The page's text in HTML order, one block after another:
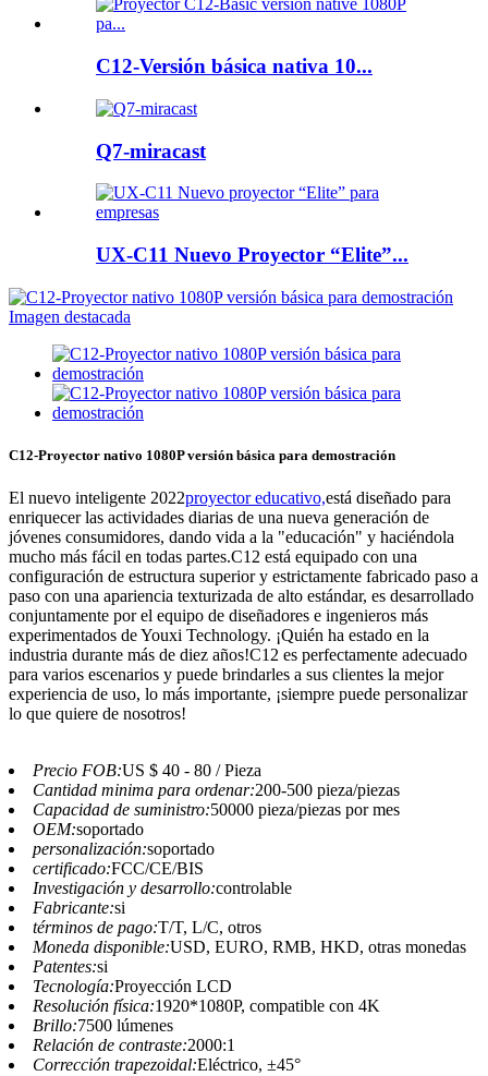
C12-Versión básica nativa 10...
Q7-miracast
UX-C11 Nuevo Proyector “Elite”...
C12-Proyector nativo 1080P versión básica para demostración
El nuevo inteligente 2022proyector educativo,está diseñado para
enriquecer las actividades diarias de una nueva generación de
jóvenes consumidores, dando vida a la "educación" y haciéndola
mucho más fácil en todas partes.C12 está equipado con una
configuración de estructura superior y estrictamente fabricado paso a
paso con una apariencia texturizada de alto estándar, es desarrollado
conjuntamente por el equipo de diseñadores e ingenieros más
experimentados de Youxi Technology. ¡Quién ha estado en la
industria durante más de diez años!C12 es perfectamente adecuado
para varios escenarios y puede brindarles a sus clientes la mejor
experiencia de uso, lo más importante, ¡siempre puede personalizar
lo que quiere de nosotros!
Precio FOB:US $ 40 - 80 / Pieza
Cantidad minima para ordenar:200-500 pieza/piezas
Capacidad de suministro:50000 pieza/piezas por mes
OEM:soportado
personalización:soportado
certificado:FCC/CE/BIS
Investigación y desarrollo:controlable
Fabricante:si
términos de pago:T/T, L/C, otros
Moneda disponible:USD, EURO, RMB, HKD, otras monedas
Patentes:si
Tecnología:Proyección LCD
Resolución física:1920*1080P, compatible con 4K
Brillo:7500 lúmenes
Relación de contraste:2000:1
Corrección trapezoidal:Eléctrico, ±45°